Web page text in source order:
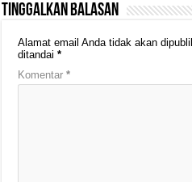
Tinggalkan Balasan
Alamat email Anda tidak akan
ditandai*
Komentar*